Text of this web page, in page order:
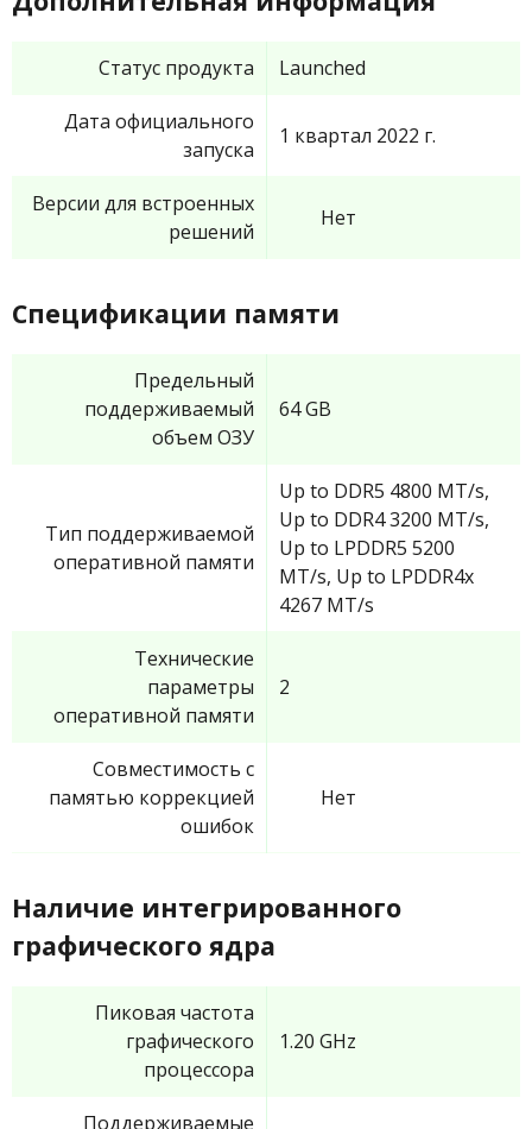
Статус продукта Launched
Дата официального
запуска
1 квартал 2022 г.
Версии для встроенных
решений
Нет
Спецификации памяти
Предельный
поддерживаемый
объем ОЗУ
64 GB
Тип поддерживаемой
оперативной памяти
Up to DDR5 4800 MT/s,
Up to DDR4 3200 MT/s,
Up to LPDDR5 5200
MT/s, Up to LPDDR4x
4267 MT/s
Технические
параметры
оперативной памяти
2
Совместимость с
памятью коррекцией
ошибок
Нет
Наличие интегрированного
графического ядра
Пиковая частота
графического
процессора
1.20 GHz
Поддерживаемые